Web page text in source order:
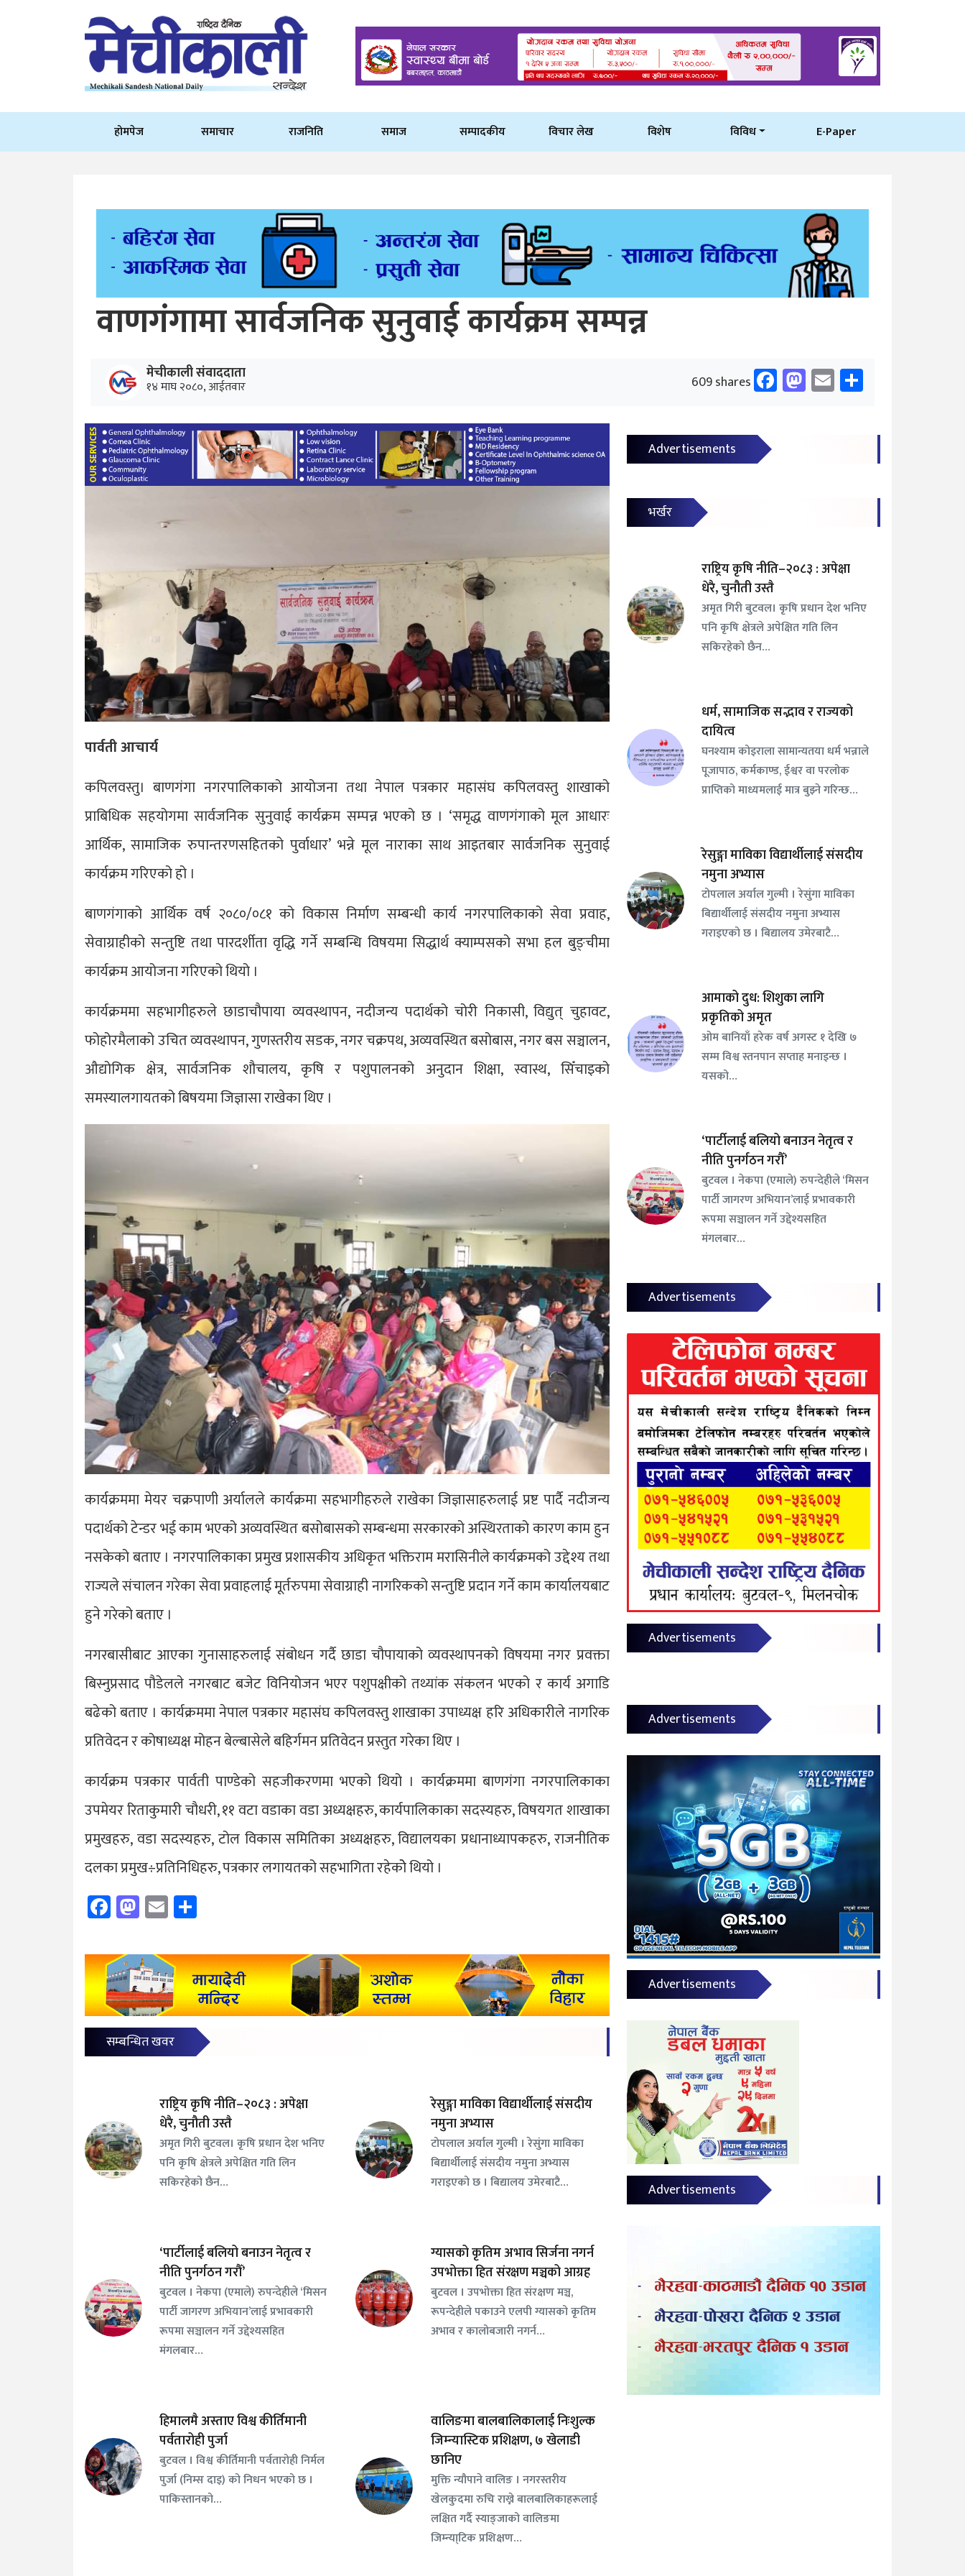
होमपेज समाचार राजनिति समाज सम्पादकीय विचार लेख विशेष विविध E-Paper
वाणगंगामा सार्वजनिक सुनुवाई कार्यक्रम सम्पन्न
मेचीकाली संवाददाता
१४ माघ २०८०, आईतवार 609 shares Facebook
Mastodon
Email
पार्वती आचार्य
कपिलवस्तु। बाणगंगा नगरपालिकाको आयोजना तथा नेपाल पत्रकार महासंघ कपिलवस्तु शाखाको
प्राबिधिक सहयोगमा सार्वजनिक सुनुवाई कार्यक्रम सम्पन्न भएको छ । ‘समृद्ध वाणगंगाको मूल आधारः
आर्थिक, सामाजिक रुपान्तरणसहितको पुर्वाधार’ भन्ने मूल नाराका साथ आइतबार सार्वजनिक सुनुवाई
कार्यक्रम गरिएको हो ।
बाणगंगाको आर्थिक वर्ष २०८०/०८१ को विकास निर्माण सम्बन्धी कार्य नगरपालिकाको सेवा प्रवाह,
सेवाग्राहीको सन्तुष्टि तथा पारदर्शीता वृद्धि गर्ने सम्बन्धि विषयमा सिद्धार्थ क्याम्पसको सभा हल बुङ्चीमा
कार्यक्रम आयोजना गरिएको थियो ।
कार्यक्रममा सहभागीहरुले छाडाचौपाया व्यवस्थापन, नदीजन्य पदार्थको चोरी निकासी, विद्युत् चुहावट,
फोहोरमैलाको उचित व्यवस्थापन, गुणस्तरीय सडक, नगर चक्रपथ, अव्यवस्थित बसोबास, नगर बस सञ्चालन,
औद्योगिक क्षेत्र, सार्वजनिक शौचालय, कृषि र पशुपालनको अनुदान शिक्षा, स्वास्थ, सिँचाइको
समस्यालगायतको बिषयमा जिज्ञासा राखेका थिए ।
कार्यक्रममा मेयर चक्रपाणी अर्यालले कार्यक्रमा सहभागीहरुले राखेका जिज्ञासाहरुलाई प्रष्ट पार्दै नदीजन्य
पदार्थको टेन्डर भई काम भएको अव्यवस्थित बसोबासको सम्बन्धमा सरकारको अस्थिरताको कारण काम हुन
नसकेको बताए । नगरपालिकाका प्रमुख प्रशासकीय अधिकृत भक्तिराम मरासिनीले कार्यक्रमको उद्देश्य तथा
राज्यले संचालन गरेका सेवा प्रवाहलाई मूर्तरुपमा सेवाग्राही नागरिकको सन्तुष्टि प्रदान गर्ने काम कार्यालयबाट
हुने गरेको बताए ।
नगरबासीबाट आएका गुनासाहरुलाई संबोधन गर्दै छाडा चौपायाको व्यवस्थापनको विषयमा नगर प्रवक्ता
बिस्नुप्रसाद पौडेलले नगरबाट बजेट विनियोजन भएर पशुपक्षीको तथ्यांक संकलन भएको र कार्य अगाडि
बढेको बताए । कार्यक्रममा नेपाल पत्रकार महासंघ कपिलवस्तु शाखाका उपाध्यक्ष हरि अधिकारीले नागरिक
प्रतिवेदन र कोषाध्यक्ष मोहन बेल्बासेले बहिर्गमन प्रतिवेदन प्रस्तुत गरेका थिए ।
कार्यक्रम पत्रकार पार्वती पाण्डेको सहजीकरणमा भएको थियो । कार्यक्रममा बाणगंगा नगरपालिकाका
उपमेयर रिताकुमारी चौधरी, ११ वटा वडाका वडा अध्यक्षहरु, कार्यपालिकाका सदस्यहरु, विषयगत शाखाका
प्रमुखहरु, वडा सदस्यहरु, टोल विकास समितिका अध्यक्षहरु, विद्यालयका प्रधानाध्यापकहरु, राजनीतिक
दलका प्रमुख÷प्रतिनिधिहरु, पत्रकार लगायतको सहभागिता रहेकोे थियो ।
Facebook
Mastodon
Email
सम्बन्धित खवर
राष्ट्रिय कृषि नीति–२०८३ : अपेक्षा
धेरै, चुनौती उस्तै
अमृत गिरी बुटवल। कृषि प्रधान देश भनिए
पनि कृषि क्षेत्रले अपेक्षित गति लिन
सकिरहेको छैन…
रेसुङ्गा माविका विद्यार्थीलाई संसदीय
नमुना अभ्यास
टोपलाल अर्याल गुल्मी । रेसुंगा माविका
बिद्यार्थीलाई संसदीय नमुना अभ्यास
गराइएको छ । बिद्यालय उमेरबाटै…
‘पार्टीलाई बलियो बनाउन नेतृत्व र
नीति पुनर्गठन गरौँ’
बुटवल । नेकपा (एमाले) रुपन्देहीले ‘मिसन
पार्टी जागरण अभियान’लाई प्रभावकारी
रूपमा सञ्चालन गर्ने उद्देश्यसहित
मंगलबार…
ग्यासको कृतिम अभाव सिर्जना नगर्न
उपभोक्ता हित संरक्षण मञ्चको आग्रह
बुटवल । उपभोक्ता हित संरक्षण मञ्च,
रूपन्देहीले पकाउने एलपी ग्यासको कृतिम
अभाव र कालोबजारी नगर्न…
हिमालमै अस्ताए विश्व कीर्तिमानी
पर्वतारोही पुर्जा
बुटवल । विश्व कीर्तिमानी पर्वतारोही निर्मल
पुर्जा (निम्स दाइ) को निधन भएको छ ।
पाकिस्तानको…
वालिङमा बालबालिकालाई निःशुल्क
जिम्न्यास्टिक प्रशिक्षण, ७ खेलाडी
छानिए
​मुक्ति न्यौपाने वालिङ । नगरस्तरीय
खेलकुदमा रुचि राख्ने बालबालिकाहरूलाई
लक्षित गर्दै स्याङ्जाको वालिङमा
जिम्न्या्टिक प्रशिक्षण…
Advertisements
भर्खर
राष्ट्रिय कृषि नीति–२०८३ : अपेक्षा
धेरै, चुनौती उस्तै
अमृत गिरी बुटवल। कृषि प्रधान देश भनिए
पनि कृषि क्षेत्रले अपेक्षित गति लिन
सकिरहेको छैन…
धर्म, सामाजिक सद्भाव र राज्यको
दायित्व
घनश्याम कोइराला सामान्यतया धर्म भन्नाले
पूजापाठ, कर्मकाण्ड, ईश्वर वा परलोक
प्राप्तिको माध्यमलाई मात्र बुझ्ने गरिन्छ…
रेसुङ्गा माविका विद्यार्थीलाई संसदीय
नमुना अभ्यास
टोपलाल अर्याल गुल्मी । रेसुंगा माविका
बिद्यार्थीलाई संसदीय नमुना अभ्यास
गराइएको छ । बिद्यालय उमेरबाटै…
आमाको दुध: शिशुका लागि
प्रकृतिको अमृत
ओम बानियाँ हरेक वर्ष अगस्ट १ देखि ७
सम्म विश्व स्तनपान सप्ताह मनाइन्छ ।
यसको…
‘पार्टीलाई बलियो बनाउन नेतृत्व र
नीति पुनर्गठन गरौँ’
बुटवल । नेकपा (एमाले) रुपन्देहीले ‘मिसन
पार्टी जागरण अभियान’लाई प्रभावकारी
रूपमा सञ्चालन गर्ने उद्देश्यसहित
मंगलबार…
Advertisements
Advertisements
Advertisements
Advertisements
Advertisements